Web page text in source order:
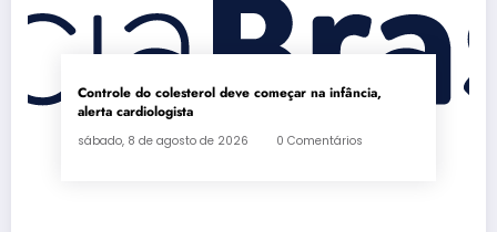
Controle do colesterol deve começar na infância,
alerta cardiologista
sábado, 8 de agosto de 2026 0 Comentários